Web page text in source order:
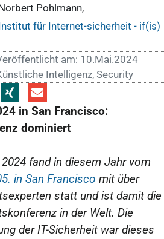
Pohlmann,
für Internet-sicherheit - if(is)
am: 10.Mai.2024
Intelligenz,Security
in San Francisco:
dominiert
fand in diesem Jahr vom
in San Francisco mit über
statt und ist damit die
in der Welt. Die
der IT-Sicherheit war dieses